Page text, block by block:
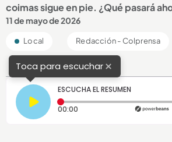
coimas sigue en pie. ¿Qué pasará
11 de mayo de 2026
Local Redacción - Colprensa
Toca para escuchar×
ESCUCHA EL RESUMEN
00:00 Tiempo transcurrido: 0